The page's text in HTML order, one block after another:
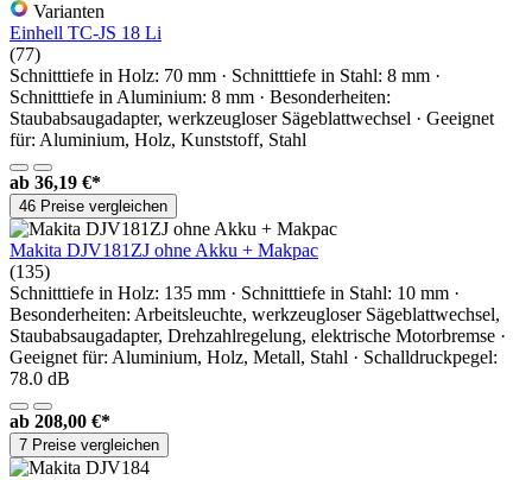
Varianten
Einhell TC-JS 18 Li
(77)
Schnitttiefe in Holz: 70 mm · Schnitttiefe in Stahl: 8 mm ·
Schnitttiefe in Aluminium: 8 mm · Besonderheiten:
Staubabsaugadapter, werkzeugloser Sägeblattwechsel · Geeignet
für: Aluminium, Holz, Kunststoff, Stahl
ab 36,19 €*
46 Preise vergleichen
Makita DJV181ZJ ohne Akku + Makpac
(135)
Schnitttiefe in Holz: 135 mm · Schnitttiefe in Stahl: 10 mm ·
Besonderheiten: Arbeitsleuchte, werkzeugloser Sägeblattwechsel,
Staubabsaugadapter, Drehzahlregelung, elektrische Motorbremse ·
Geeignet für: Aluminium, Holz, Metall, Stahl · Schalldruckpegel:
78.0 dB
ab 208,00 €*
7 Preise vergleichen